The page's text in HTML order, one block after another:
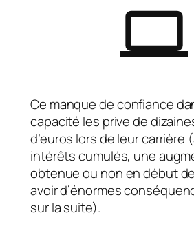
Ce manque de confiance
capacité les prive de
d’euros lors de leur carrière
intérêts cumulés, une
obtenue ou non en début
avoir d’énormes
sur la suite).